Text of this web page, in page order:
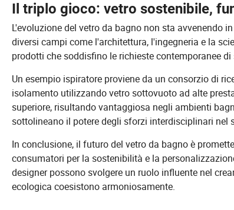
Il triplo gioco: vetro sostenibile,
L'evoluzione del vetro da bagno non sta avvenendo
diversi campi come l'architettura, l'ingegneria e la
prodotti che soddisfino le richieste contemporanee
Un esempio ispiratore proviene da un consorzio di
isolamento utilizzando vetro sottovuoto ad alte
superiore, risultando vantaggiosa negli ambienti
sottolineano il potere degli sforzi interdisciplinari nel
In conclusione, il futuro del vetro da bagno è
consumatori per la sostenibilità e la
designer possono svolgere un ruolo influente nel
ecologica coesistono armoniosamente.